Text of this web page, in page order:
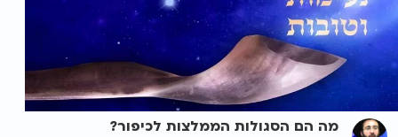
מה הם הסגולות הממלצות לכיפור?